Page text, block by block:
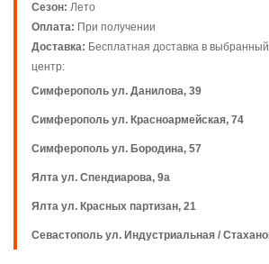
Сезон: Лето
Оплата: При получении
Доставка: Бесплатная доставка в
центр:
Симферополь ул. Данилова, 39
Симферополь ул. Красноармейская, 74
Симферополь ул. Бородина, 57
Ялта ул. Спендиарова, 9а
Ялта ул. Красных партизан, 21
Севастополь ул. Индустриальная /